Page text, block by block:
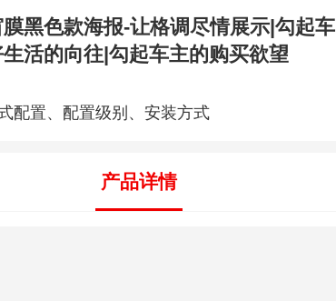
黑色款海报-让格调尽情展示|勾起车
活的向往|勾起车主的购买欲望
配置、配置级别、安装方式
产品详情